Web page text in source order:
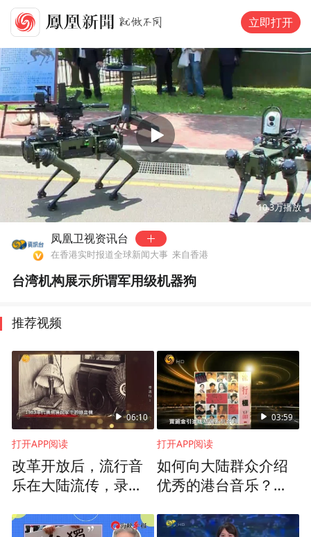
立即打开
00:00 01:27
10.3万播放
凤凰卫视资讯台
在香港实时报道全球新闻大事 来自香港
台湾机构展示所谓军用级机器狗
推荐视频
06:10
打开APP阅读
改革开放后，流行音
乐在大陆流传，录音
03:59
打开APP阅读
如何向大陆群众介绍
优秀的港台音乐？黄
版”概念